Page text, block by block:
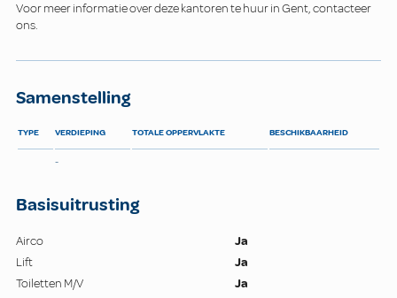
Voor meer informatie over deze kantoren te huur in Gent, contacteer
ons.
Samenstelling
TYPE VERDIEPING TOTALE OPPERVLAKTE BESCHIKBAARHEID
-
Basisuitrusting
Airco
Ja
Lift
Ja
Toiletten M/V
Ja